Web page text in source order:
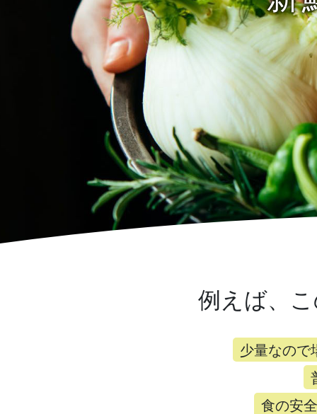
例えば、
少量なので
食の安